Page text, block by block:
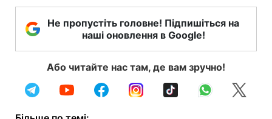
Не пропустіть головне! Підпишіться на
наші оновлення в Google!
Або читайте нас там, де вам зручно!